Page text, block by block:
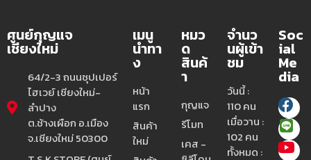
ศูนย์กุญแจ
เชียงใหม่
64/2-3 ถนนซุปเปอร์
ไฮเวย์ เชียงใหม่-
ลำปาง
ต.ช้างเผือก อ.เมือง
จ.เชียงใหม่ 50300
เมนู
นำทา
ง
หน้า
แรก
สินค้า
ใหม่
หมว
ด
สินค้
า
กุญแจ
รีโมท
เคส -
จำนว
นผู้เข้า
ชม
วันนี้ :
110 คน
เมื่อวาน :
102 คน
ทั้งหมด :
Soc
ial
Me
dia